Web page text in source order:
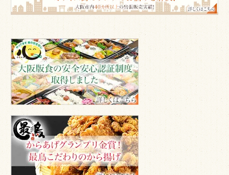
意
見
も
お
聞
か
せ
く
だ
さ
い。
「大
阪
版
食
の
安
全
安
心
認
証
度」
最
鳥
か